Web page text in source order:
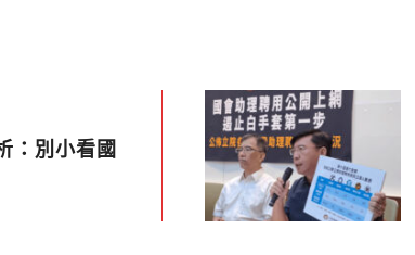
：別小看國